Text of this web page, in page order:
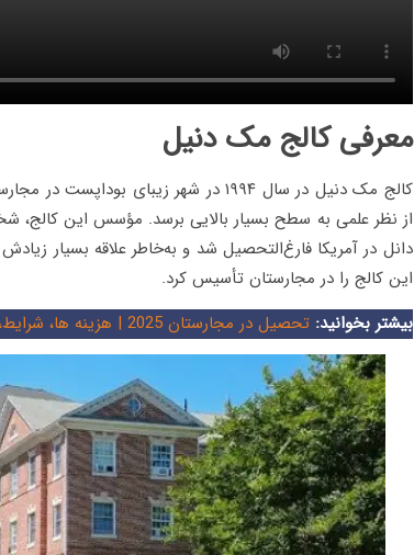
معرفی کالج مک دنیل
کالج مک دنیل در سال ۱۹۹۴ در شهر زیبای
از نظر علمی به سطح بسیار بالایی برسد. مؤسس این کالج،
دانل در آمریکا فارغ‌التحصیل شد و به‌خاطر علاقه بسیار
این کالج را در مجارستان تأسیس کرد.
بیشتر بخوانید:تحصیل در مجارستان 2025 | هزینه ها، شرایط، مدارک